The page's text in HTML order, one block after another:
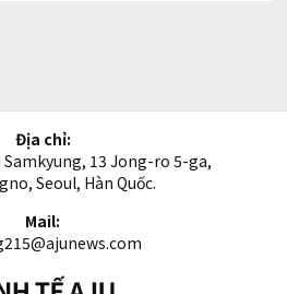
Địa chỉ:
Samkyung, 13 Jong-ro 5-ga,
Seoul, Hàn Quốc.
Mail:
Kinh